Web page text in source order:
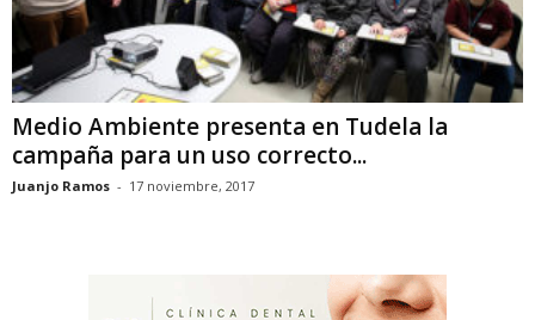
Medio Ambiente presenta en Tudela la
campaña para un uso correcto...
Juanjo Ramos - 17 noviembre, 2017